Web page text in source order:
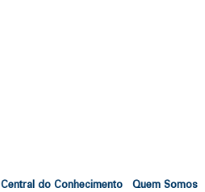
Central do Conhecimento Quem Somos